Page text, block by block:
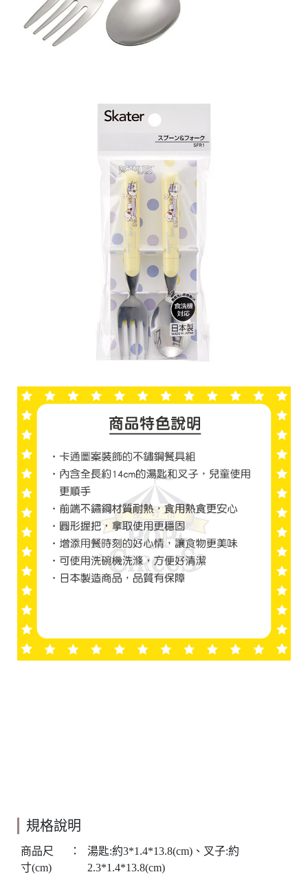
規格說明
商品尺
寸(cm)
：
湯匙:約3*1.4*13.8(cm)、叉子:約
2.3*1.4*13.8(cm)